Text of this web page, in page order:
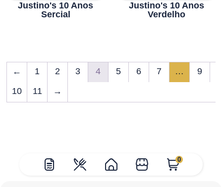
0
Justino's 10 Anos
Sercial
Justino's 10 Anos
Verdelho
← 1 2 3 4 5 6 7 …
9
10
11 →